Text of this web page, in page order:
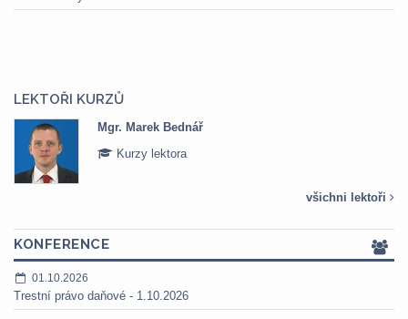
LEKTOŘI KURZŮ
Mgr. Marek Bednář
Kurzy lektora
všichni lektoři
KONFERENCE
01.10.2026
Trestní právo daňové - 1.10.2026